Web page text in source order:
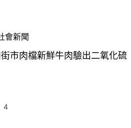
會新聞
市肉檔新鮮牛肉驗出二氧化
4